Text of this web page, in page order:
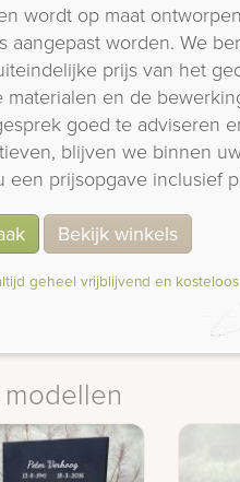
wordt op maat
aangepast worden. We
prijs van het
en de
goed te adviseren
blijven we binnen
prijsopgave inclusief
Bekijk winkels
geheel vrijblijvend en kosteloos